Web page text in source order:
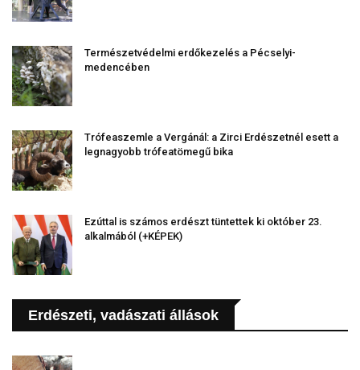
Természetvédelmi erdőkezelés a Pécselyi-
medencében
Trófeaszemle a Vergánál: a Zirci Erdészetnél esett a
legnagyobb trófeatömegű bika
Ezúttal is számos erdészt tüntettek ki október 23.
alkalmából (+KÉPEK)
Erdészeti, vadászati állások